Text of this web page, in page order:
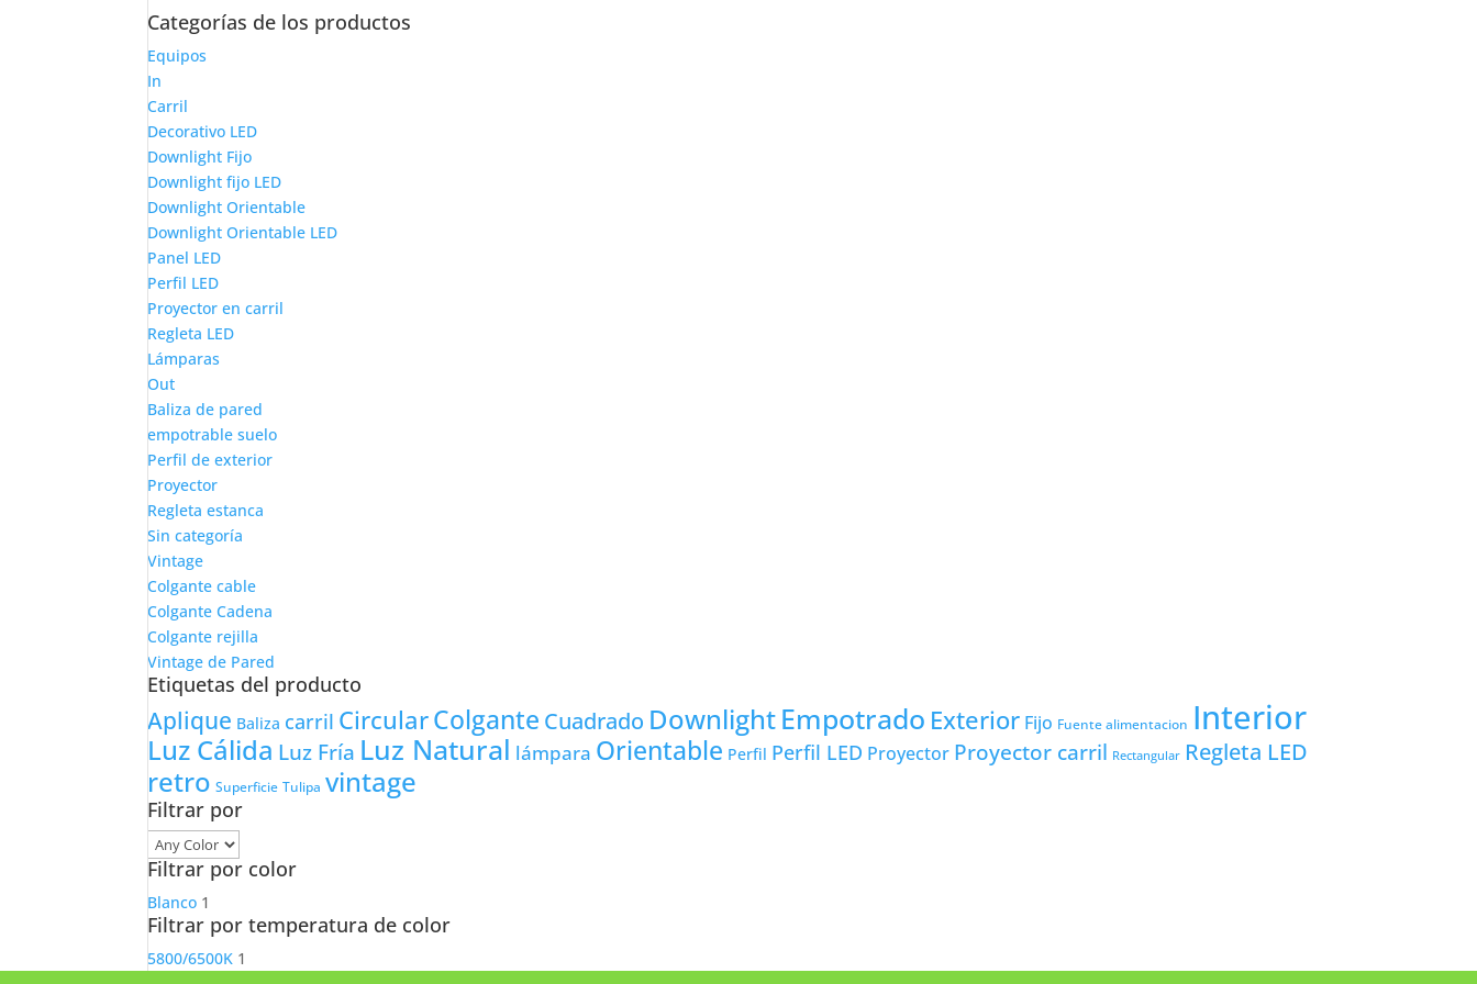
Categorías de los productos
Equipos
In
Carril
Decorativo LED
Downlight Fijo
Downlight fijo LED
Downlight Orientable
Downlight Orientable LED
Panel LED
Perfil LED
Proyector en carril
Regleta LED
Lámparas
Out
Baliza de pared
empotrable suelo
Perfil de exterior
Proyector
Regleta estanca
Sin categoría
Vintage
Colgante cable
Colgante Cadena
Colgante rejilla
Vintage de Pared
Etiquetas del producto
Aplique Baliza carril CircularColgante Cuadrado DownlightEmpotrado Exterior Fijo Fuente alimentacion Interior
Luz Cálida Luz Fría Luz Natural lámpara Orientable Perfil Perfil LED Proyector Proyector carril Rectangular Regleta LED
retro Superficie Tulipa vintage
Filtrar por
Filtrar por color
Blanco 1
Filtrar por temperatura de color
5800/6500K 1